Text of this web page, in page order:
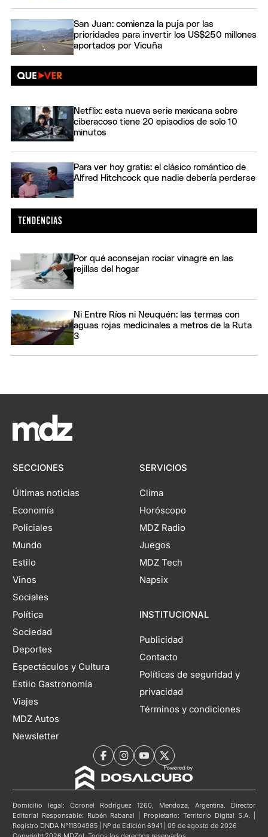
San Juan: comienza la puja por las
prioridades para invertir los US$250 millones
aportados por Vicuña
Netflix: esta nueva serie mexicana sobre
ciberacoso tiene 20 episodios de solo 10
minutos
Para ver hoy gratis: el clásico romántico de
Alfred Hitchcock que nadie debería perderse
Por qué aconsejan rociar vinagre en las
rejillas del hogar
Ni Entre Ríos ni Neuquén: las termas con
aguas rojas medicinales a metros de la Ruta
3
SECCIONES
Últimas noticias
Economía
Policiales
Mundo
Estilo
Vinos
Sociales
Política
Sociedad
Deportes
Espectáculos y Cultura
Estilo Gastronomía
Viajes
MDZ Autos
Newsletter
SERVICIOS
Clima
Horóscopo
MDZ Radio
Juegos
MDZ Tech
Napsix
INSTITUCIONAL
Publicidad
Contacto
Políticas de seguridad y
privacidad
Términos y condiciones
Domicilio legal: Coronel Rodríguez 1260, Mendoza, Argentina. Director
Editorial Responsable: Rubén Rabanal | Propietario: Territorio Digital S.A. |
Registro DNDA N°11804985 | Nº de Edición 6941 | 09 de agosto de 2026